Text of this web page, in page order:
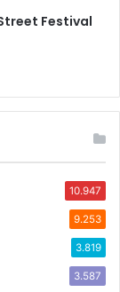
Festival
10.947
9.253
3.819
3.587